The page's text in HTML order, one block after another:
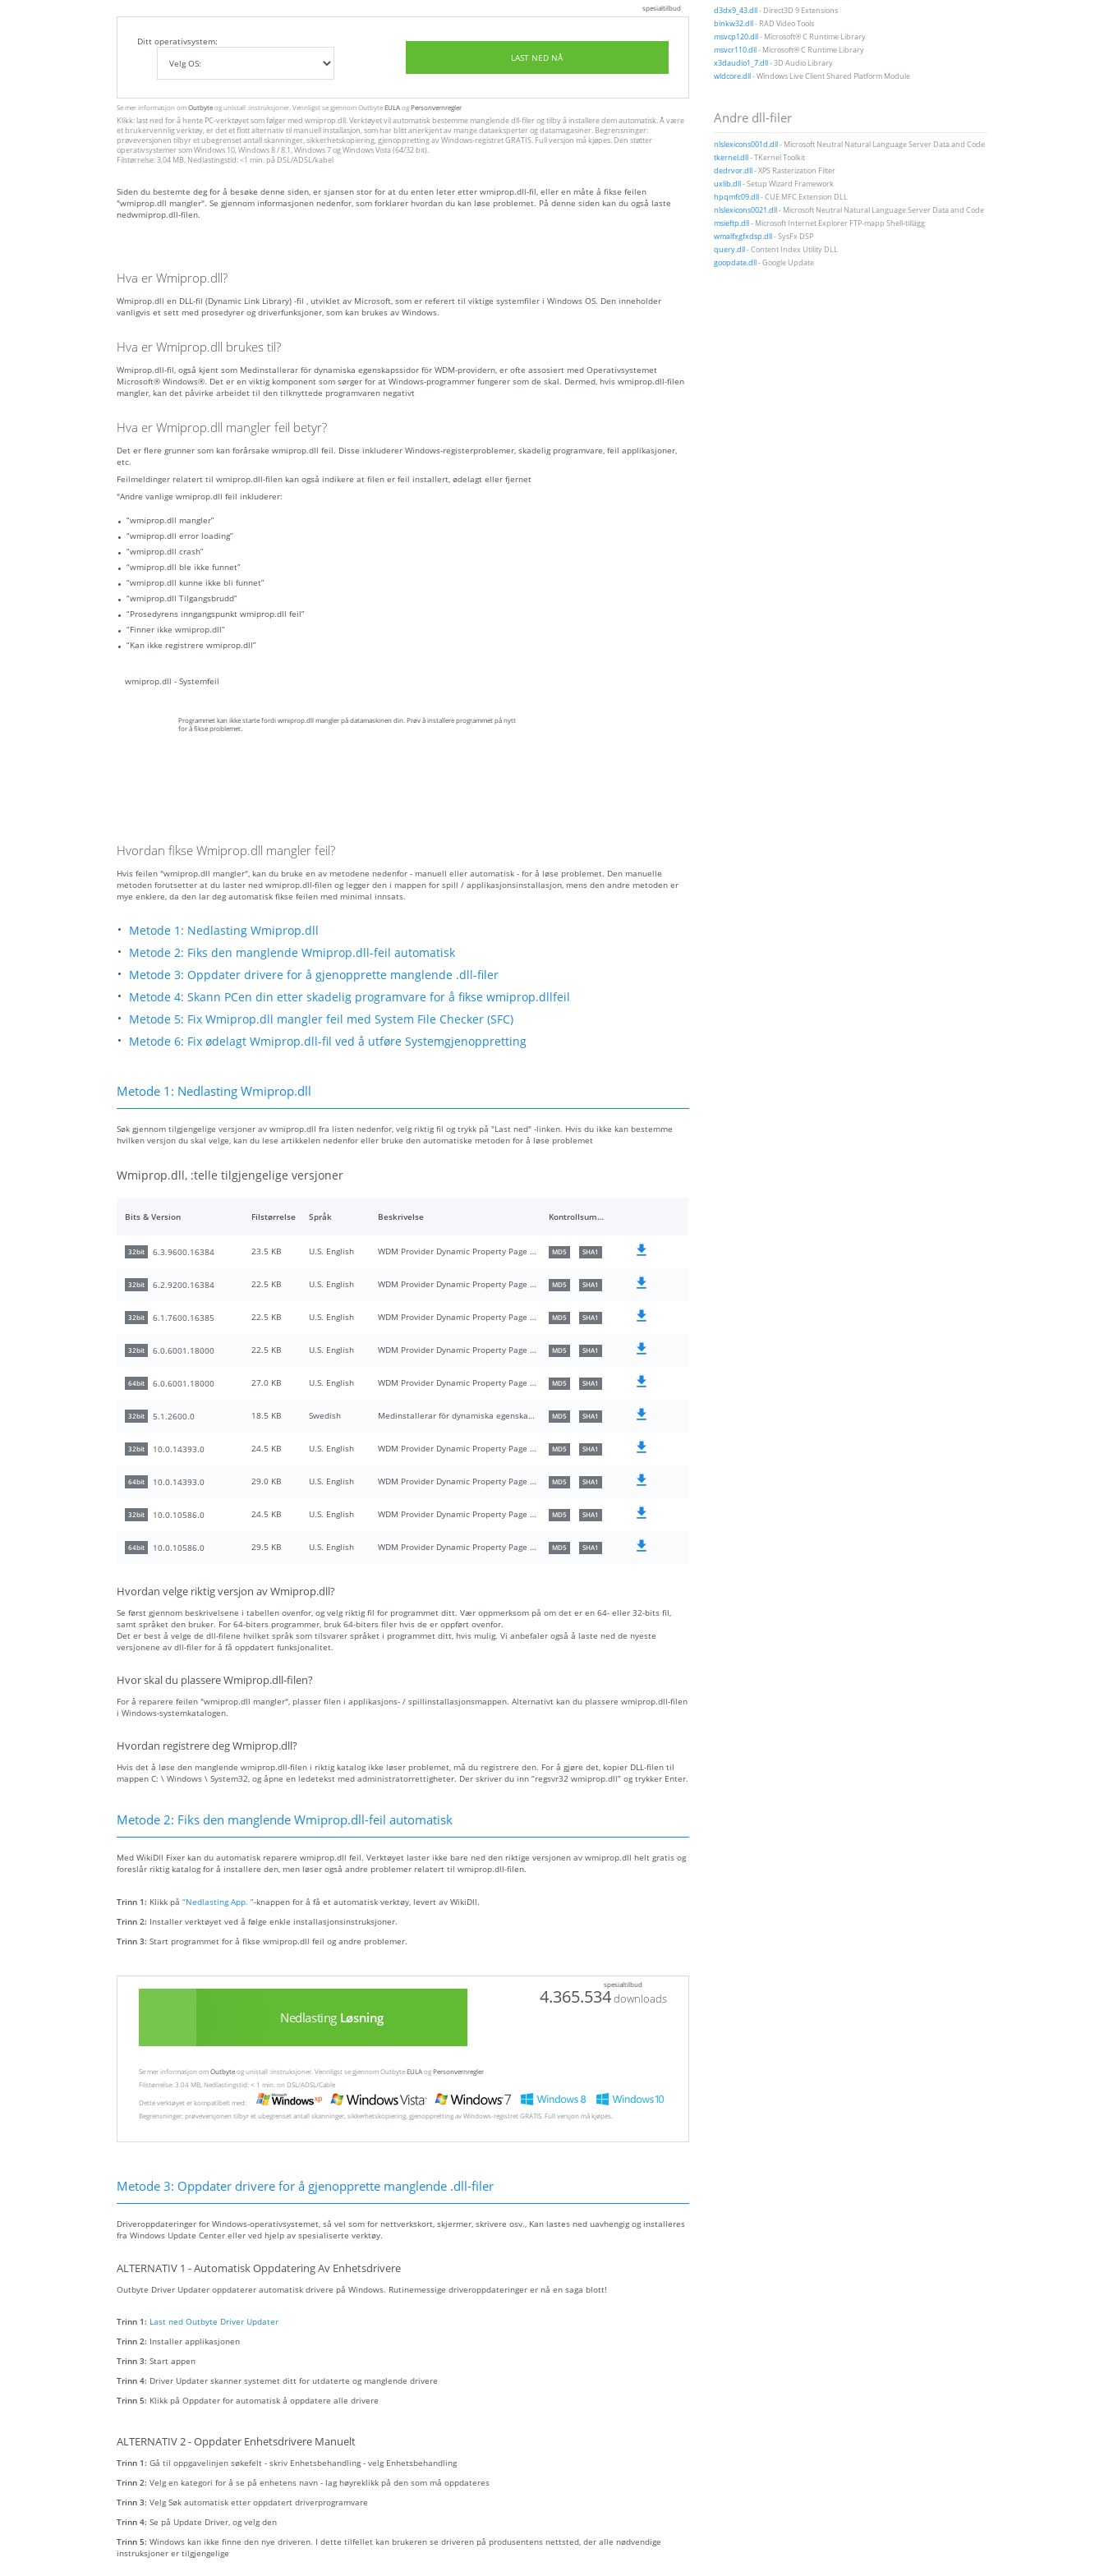
spesialtilbud
Ditt operativsystem:
LAST NED NÅ
Se mer informasjon omOutbyteog unistall :instruksjoner. Vennligst se gjennom OutbyteEULAogPersonvernregler
Klikk: last ned for å hente PC-verktøyet som følger med wmiprop.dll. Verktøyet vil automatisk bestemme manglende dll-filer og tilby å installere dem automatisk. Å være
et brukervennlig verktøy, er det et flott alternativ til manuell installasjon, som har blitt anerkjent av mange dataeksperter og datamagasiner. Begrensninger:
prøveversjonen tilbyr et ubegrenset antall skanninger, sikkerhetskopiering, gjenoppretting av Windows-registret GRATIS. Full versjon må kjøpes. Den støtter
operativsystemer som Windows 10, Windows 8 / 8.1, Windows 7 og Windows Vista (64/32 bit).
Filstørrelse: 3,04 MB, Nedlastingstid: <1 min. på DSL/ADSL/kabel
Siden du bestemte deg for å besøke denne siden, er sjansen stor for at du enten leter etter wmiprop.dll-fil, eller en måte å fikse feilen
"wmiprop.dll mangler". Se gjennom informasjonen nedenfor, som forklarer hvordan du kan løse problemet. På denne siden kan du også laste
nedwmiprop.dll-filen.
Hva er Wmiprop.dll?
Wmiprop.dll en DLL-fil (Dynamic Link Library) -fil , utviklet av Microsoft, som er referert til viktige systemfiler i Windows OS. Den inneholder
vanligvis et sett med prosedyrer og driverfunksjoner, som kan brukes av Windows.
Hva er Wmiprop.dll brukes til?
Wmiprop.dll-fil, også kjent som Medinstallerar för dynamiska egenskapssidor för WDM-providern, er ofte assosiert med Operativsystemet
Microsoft® Windows®. Det er en viktig komponent som sørger for at Windows-programmer fungerer som de skal. Dermed, hvis wmiprop.dll-filen
mangler, kan det påvirke arbeidet til den tilknyttede programvaren negativt
Hva er Wmiprop.dll mangler feil betyr?
Det er flere grunner som kan forårsake wmiprop.dll feil. Disse inkluderer Windows-registerproblemer, skadelig programvare, feil applikasjoner,
etc.
Feilmeldinger relatert til wmiprop.dll-filen kan også indikere at filen er feil installert, ødelagt eller fjernet
"Andre vanlige wmiprop.dll feil inkluderer:
“wmiprop.dll mangler”
“wmiprop.dll error loading”
“wmiprop.dll crash”
“wmiprop.dll ble ikke funnet”
“wmiprop.dll kunne ikke bli funnet”
“wmiprop.dll Tilgangsbrudd”
“Prosedyrens inngangspunkt wmiprop.dll feil”
“Finner ikke wmiprop.dll”
“Kan ikke registrere wmiprop.dll”
wmiprop.dll - Systemfeil
Programmet kan ikke starte fordi wmiprop.dll mangler på datamaskinen din. Prøv å installere programmet på nytt
for å fikse problemet.
Hvordan fikse Wmiprop.dll mangler feil?
Hvis feilen "wmiprop.dll mangler", kan du bruke en av metodene nedenfor - manuell eller automatisk - for å løse problemet. Den manuelle
metoden forutsetter at du laster ned wmiprop.dll-filen og legger den i mappen for spill / applikasjonsinstallasjon, mens den andre metoden er
mye enklere, da den lar deg automatisk fikse feilen med minimal innsats.
Metode 1: Nedlasting Wmiprop.dll
Metode 2: Fiks den manglende Wmiprop.dll-feil automatisk
Metode 3: Oppdater drivere for å gjenopprette manglende .dll-filer
Metode 4: Skann PCen din etter skadelig programvare for å fikse wmiprop.dllfeil
Metode 5: Fix Wmiprop.dll mangler feil med System File Checker (SFC)
Metode 6: Fix ødelagt Wmiprop.dll-fil ved å utføre Systemgjenoppretting
Metode 1: Nedlasting Wmiprop.dll
Søk gjennom tilgjengelige versjoner av wmiprop.dll fra listen nedenfor, velg riktig fil og trykk på "Last ned" -linken. Hvis du ikke kan bestemme
hvilken versjon du skal velge, kan du lese artikkelen nedenfor eller bruke den automatiske metoden for å løse problemet
Wmiprop.dll, :telle tilgjengelige versjoner
Bits & Version Filstørrelse Språk Beskrivelse Kontrollsummer
32bit 6.3.9600.16384 23.5 KB U.S. English WDM Provider Dynamic Property Page CoInstaller MD5 SHA1
32bit 6.2.9200.16384 22.5 KB U.S. English WDM Provider Dynamic Property Page CoInstaller MD5 SHA1
32bit 6.1.7600.16385 22.5 KB U.S. English WDM Provider Dynamic Property Page CoInstaller MD5 SHA1
32bit 6.0.6001.18000 22.5 KB U.S. English WDM Provider Dynamic Property Page CoInstaller MD5 SHA1
64bit 6.0.6001.18000 27.0 KB U.S. English WDM Provider Dynamic Property Page CoInstaller MD5 SHA1
32bit 5.1.2600.0 18.5 KB Swedish Medinstallerar för dynamiska egenskapssidor för WDM-providern MD5 SHA1
32bit 10.0.14393.0 24.5 KB U.S. English WDM Provider Dynamic Property Page CoInstaller MD5 SHA1
64bit 10.0.14393.0 29.0 KB U.S. English WDM Provider Dynamic Property Page CoInstaller MD5 SHA1
32bit 10.0.10586.0 24.5 KB U.S. English WDM Provider Dynamic Property Page CoInstaller MD5 SHA1
64bit 10.0.10586.0 29.5 KB U.S. English WDM Provider Dynamic Property Page CoInstaller MD5 SHA1
Hvordan velge riktig versjon av Wmiprop.dll?
Se først gjennom beskrivelsene i tabellen ovenfor, og velg riktig fil for programmet ditt. Vær oppmerksom på om det er en 64- eller 32-bits fil,
samt språket den bruker. For 64-biters programmer, bruk 64-biters filer hvis de er oppført ovenfor.
Det er best å velge de dll-filene hvilket språk som tilsvarer språket i programmet ditt, hvis mulig. Vi anbefaler også å laste ned de nyeste
versjonene av dll-filer for å få oppdatert funksjonalitet.
Hvor skal du plassere Wmiprop.dll-filen?
For å reparere feilen "wmiprop.dll mangler", plasser filen i applikasjons- / spillinstallasjonsmappen. Alternativt kan du plassere wmiprop.dll-filen
i Windows-systemkatalogen.
Hvordan registrere deg Wmiprop.dll?
Hvis det å løse den manglende wmiprop.dll-filen i riktig katalog ikke løser problemet, må du registrere den. For å gjøre det, kopier DLL-filen til
mappen C: \ Windows \ System32, og åpne en ledetekst med administratorrettigheter. Der skriver du inn “regsvr32 wmiprop.dll” og trykker Enter.
Metode 2: Fiks den manglende Wmiprop.dll-feil automatisk
Med WikiDll Fixer kan du automatisk reparere wmiprop.dll feil. Verktøyet laster ikke bare ned den riktige versjonen av wmiprop.dll helt gratis og
foreslår riktig katalog for å installere den, men løser også andre problemer relatert til wmiprop.dll-filen.
Trinn 1: Klikk på “Nedlasting App. ”-knappen for å få et automatisk verktøy, levert av WikiDll.
Trinn 2: Installer verktøyet ved å følge enkle installasjonsinstruksjoner.
Trinn 3: Start programmet for å fikse wmiprop.dll feil og andre problemer.
spesialtilbud
Nedlasting Løsning
4.365.534downloads
Se mer informasjon omOutbyteog unistall :instruksjoner. Vennligst se gjennom OutbyteEULAogPersonvernregler
Filstørrelse: 3.04 MB, Nedlastingstid: < 1 min. on DSL/ADSL/Cable
Dette verktøyet er kompatibelt med:
Begrensninger: prøveversjonen tilbyr et ubegrenset antall skanninger, sikkerhetskopiering, gjenoppretting av Windows-registret GRATIS. Full versjon må kjøpes.
Metode 3: Oppdater drivere for å gjenopprette manglende .dll-filer
Driveroppdateringer for Windows-operativsystemet, så vel som for nettverkskort, skjermer, skrivere osv., Kan lastes ned uavhengig og installeres
fra Windows Update Center eller ved hjelp av spesialiserte verktøy.
ALTERNATIV 1 - Automatisk Oppdatering Av Enhetsdrivere
Outbyte Driver Updater oppdaterer automatisk drivere på Windows. Rutinemessige driveroppdateringer er nå en saga blott!
Trinn 1: Last ned Outbyte Driver Updater
Trinn 2: Installer applikasjonen
Trinn 3: Start appen
Trinn 4: Driver Updater skanner systemet ditt for utdaterte og manglende drivere
Trinn 5: Klikk på Oppdater for automatisk å oppdatere alle drivere
ALTERNATIV 2 - Oppdater Enhetsdrivere Manuelt
Trinn 1: Gå til oppgavelinjen søkefelt - skriv Enhetsbehandling - velg Enhetsbehandling
Trinn 2: Velg en kategori for å se på enhetens navn - lag høyreklikk på den som må oppdateres
Trinn 3: Velg Søk automatisk etter oppdatert driverprogramvare
Trinn 4: Se på Update Driver, og velg den
Trinn 5: Windows kan ikke finne den nye driveren. I dette tilfellet kan brukeren se driveren på produsentens nettsted, der alle nødvendige
instruksjoner er tilgjengelige
d3dx9_43.dll- Direct3D 9 Extensions
binkw32.dll- RAD Video Tools
msvcp120.dll- Microsoft® C Runtime Library
msvcr110.dll- Microsoft® C Runtime Library
x3daudio1_7.dll- 3D Audio Library
wldcore.dll- Windows Live Client Shared Platform Module
Andre dll-filer
nlslexicons001d.dll- Microsoft Neutral Natural Language Server Data and Code
tkernel.dll- TKernel Toolkit
dedrvor.dll- XPS Rasterization Filter
uxlib.dll- Setup Wizard Framework
hpqmfc09.dll- CUE MFC Extension DLL
nlslexicons0021.dll- Microsoft Neutral Natural Language Server Data and Code
msieftp.dll- Microsoft Internet Explorer FTP-mapp Shell-tillägg
wmalfxgfxdsp.dll- SysFx DSP
query.dll- Content Index Utility DLL
goopdate.dll- Google Update